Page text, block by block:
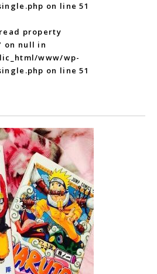
on line51
property
on null in
www/wp-
on line51